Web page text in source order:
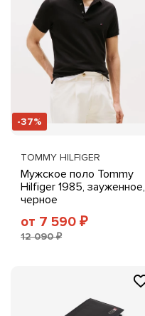
-37%
TOMMY HILFIGER
Мужское поло Tommy
Hilfiger 1985, зауженное,
черное
от 7 590 ₽
12 090 ₽